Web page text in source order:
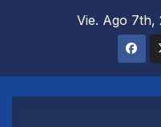
Vie. Ago 7th,